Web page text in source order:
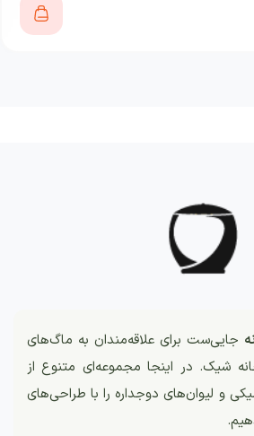
جایی‌ست برای علاقه‌مندان به ماگ‌های
شیک. در اینجا مجموعه‌ای متنوع از
و لیوان‌های دوجداره را با طراحی‌های